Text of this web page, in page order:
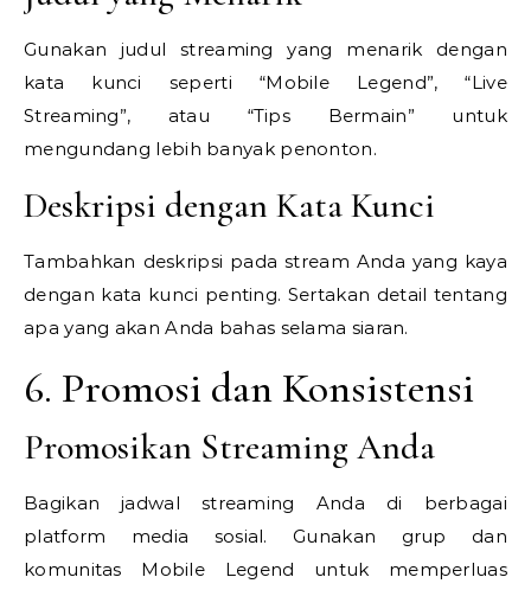
Gunakan judul streaming yang menarik dengan
kata kunci seperti “Mobile Legend”, “Live
Streaming”, atau “Tips Bermain” untuk
mengundang lebih banyak penonton.
Deskripsi dengan Kata Kunci
Tambahkan deskripsi pada stream Anda yang kaya
dengan kata kunci penting. Sertakan detail tentang
apa yang akan Anda bahas selama siaran.
6. Promosi dan Konsistensi
Promosikan Streaming Anda
Bagikan jadwal streaming Anda di berbagai
platform media sosial. Gunakan grup dan
komunitas Mobile Legend untuk memperluas